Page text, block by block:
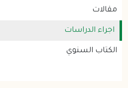
مقالات
اجراء الدراسات
الكتاب السنوي